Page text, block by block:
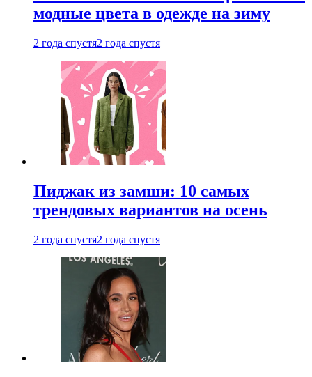
модные цвета в одежде на зиму
2 года спустя2 года спустя
Пиджак из замши: 10 самых
трендовых вариантов на осень
2 года спустя2 года спустя